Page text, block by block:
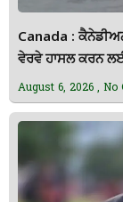
Canada :
ਵੇਰਵੇ ਹਾਸਲ ਕਰਨ
August 6, 2026 No